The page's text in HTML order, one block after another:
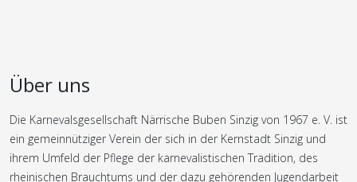
Über uns
Die Karnevalsgesellschaft Närrische Buben Sinzig von 1967 e. V. ist
ein gemeinnütziger Verein der sich in der Kernstadt Sinzig und
ihrem Umfeld der Pflege der karnevalistischen Tradition, des
rheinischen Brauchtums und der dazu gehörenden Jugendarbeit